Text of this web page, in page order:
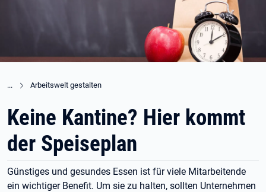
Arbeitswelt gestalten
Keine Kantine? Hier kommt
der Speiseplan
Günstiges und gesundes Essen ist für viele Mitarbeitende
ein wichtiger Benefit. Um sie zu halten, sollten Unternehmen